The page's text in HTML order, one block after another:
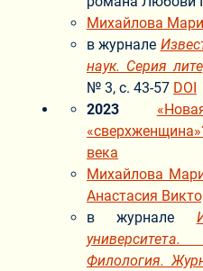
Михайлова
в журнале
наук. Серия
№ 3, с. 43-57 DOI
2023
века
Михайлова
Анастасия
в журнале
Филология.